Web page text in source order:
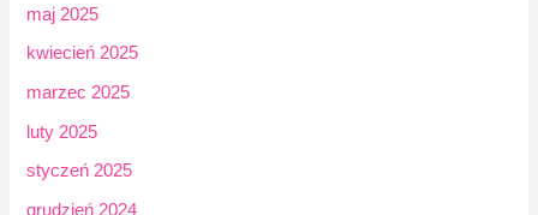
maj 2025
kwiecień 2025
marzec 2025
luty 2025
styczeń 2025
grudzień 2024